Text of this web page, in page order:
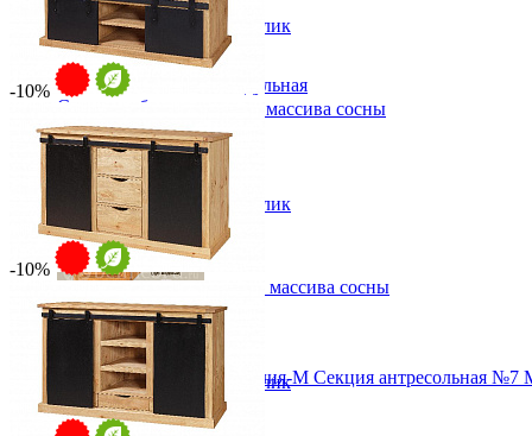
Консоли
Наборы в прихожую
Обувницы
Прихожая Вилия-М модульная
Скамьи и банкетки
Тумбы и комоды
Шкафы для прихожей
Модульная прихожая Вилия-М Секция антресольная №7
11 832 ₽
160х58х52 см
В корзину
Быстро купить в 1 клик
Тумба ROLLER-TBR4P+2N из массива сосны
от 22 779 ₽
от 25 310 ₽
120х46х55 см
В корзину
Быстро купить в 1 клик
-10%
Комод ROLLER-BAH2P+3T из массива сосны
от 52 898 ₽
от 58 776 ₽
170х90х50 см
Быстро купить в 1 клик
-10%